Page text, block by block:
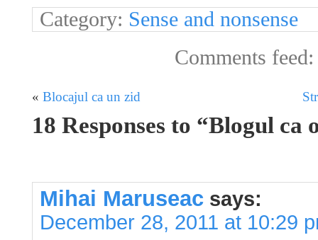
Category: Sense and nonsense
Comments
« Blocajul ca un zid
18 Responses to “Blogul ca
Mihai Maruseac says:
December 28, 2011 at 10:29